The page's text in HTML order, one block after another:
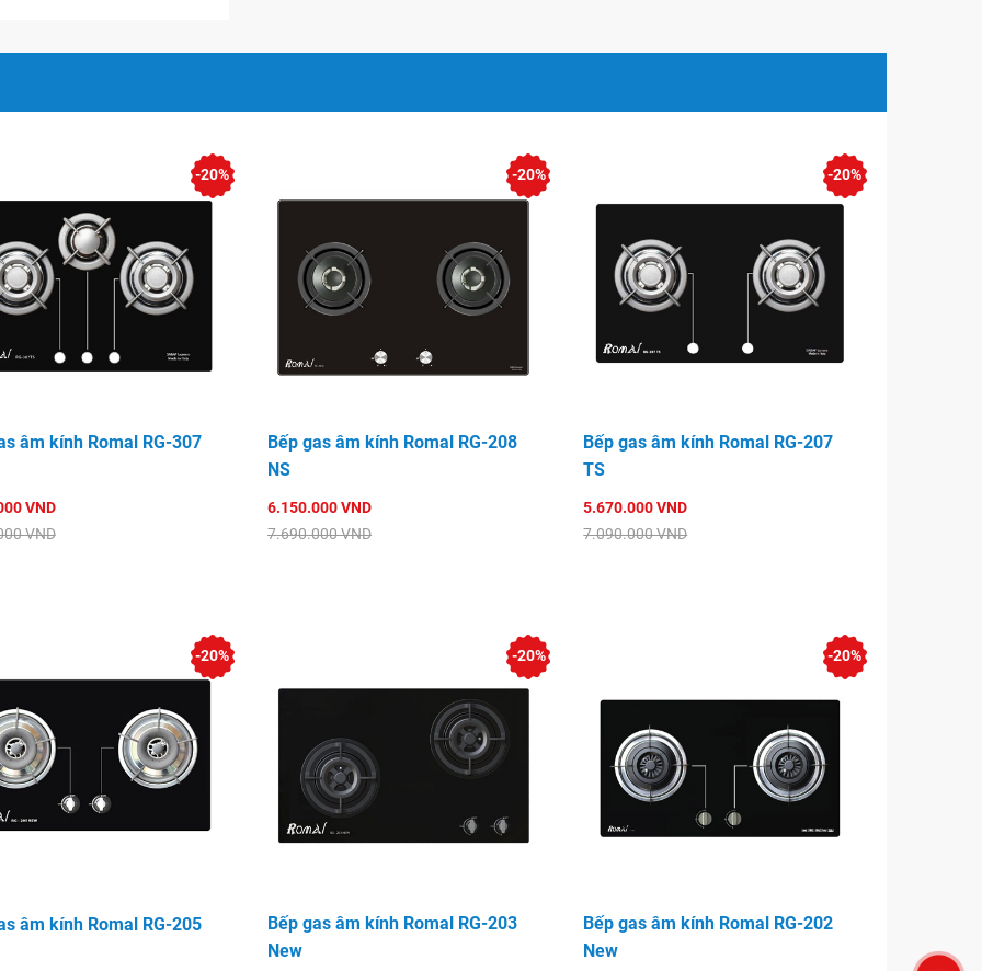
toàn trong vòng 1 năm
nhưng đầy tinh tế và
làm đẹp cho không
âm kính Romal RG-307
VND
VND
-20%
Bếp gas âm kính Romal RG-208
NS
6.150.000 VND
7.690.000 VND
-20%
Bếp gas âm kính Romal RG-207
TS
5.670.000 VND
7.090.000 VND
-20%
âm kính Romal RG-205
-20%
Bếp gas âm kính Romal RG-203
New
-20%
Bếp gas âm kính Romal RG-202
New
-20%